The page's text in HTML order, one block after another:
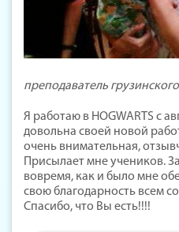
преподаватель грузинского
Я работаю в HOGWARTS с
довольна своей новой
очень внимательная,
Присылает мне учеников.
вовремя, как и было мне
свою благодарность всем
Спасибо, что Вы есть!!!!